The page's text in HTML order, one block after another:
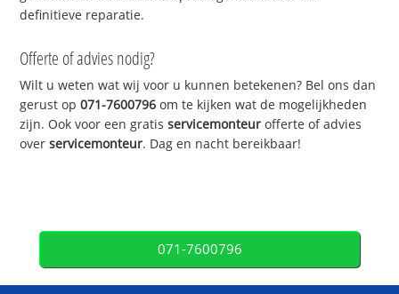
definitieve reparatie.
Offerte of advies nodig?
Wilt u weten wat wij voor u kunnen betekenen? Bel ons dan
gerust op071-7600796 om te kijken wat de mogelijkheden
zijn. Ook voor een gratisservicemonteur offerte of advies
overservicemonteur. Dag en nacht bereikbaar!
071-7600796